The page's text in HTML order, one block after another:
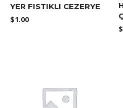
YER FISTIKLI CEZERYE
$1.00
$